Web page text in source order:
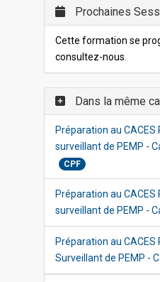
Prochaines
Cette formation se
consultez-nous.
Dans la même
Préparation au
surveillant de PEMP -
CPF
Préparation au
surveillant de PEMP -
Préparation au
Surveillant de PEMP -